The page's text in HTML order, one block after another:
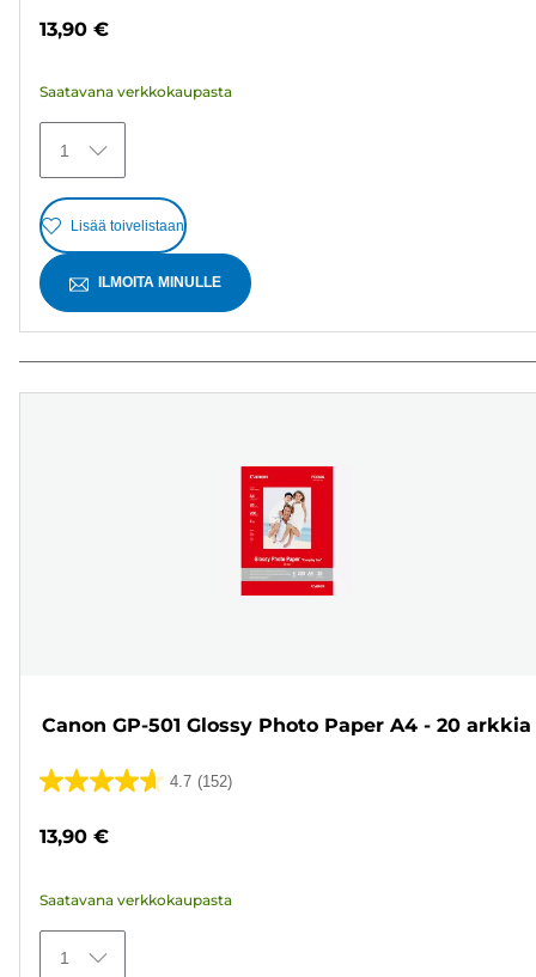
15
13,90 €
Saatavana verkkokaupasta
1
Lisää toivelistaan
ILMOITA MINULLE
Canon GP-501 Glossy Photo Paper A4 - 20 arkkia
4.7 (152)
4.7/5
152
13,90 €
Saatavana verkkokaupasta
1